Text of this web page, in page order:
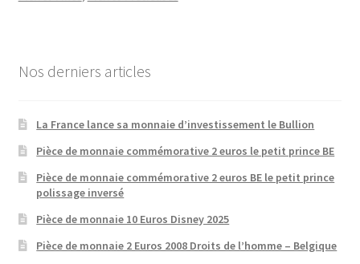
Nos derniers articles
La France lance sa monnaie d’investissement le Bullion
Pièce de monnaie commémorative 2 euros le petit prince BE
Pièce de monnaie commémorative 2 euros BE le petit prince
polissage inversé
Pièce de monnaie 10 Euros Disney 2025
Pièce de monnaie 2 Euros 2008 Droits de l’homme – Belgique